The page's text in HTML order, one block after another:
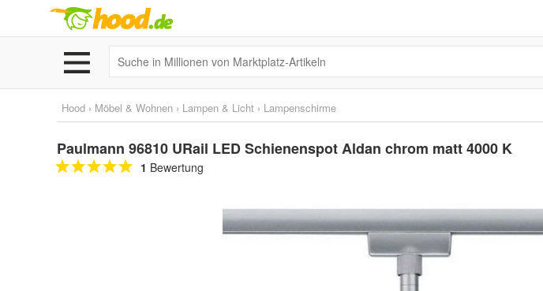
Hood › Möbel & Wohnen › Lampen & Licht › Lampenschirme
Paulmann 96810 URail LED Schienenspot Aldan chrom matt 4000 K
1 Bewertung